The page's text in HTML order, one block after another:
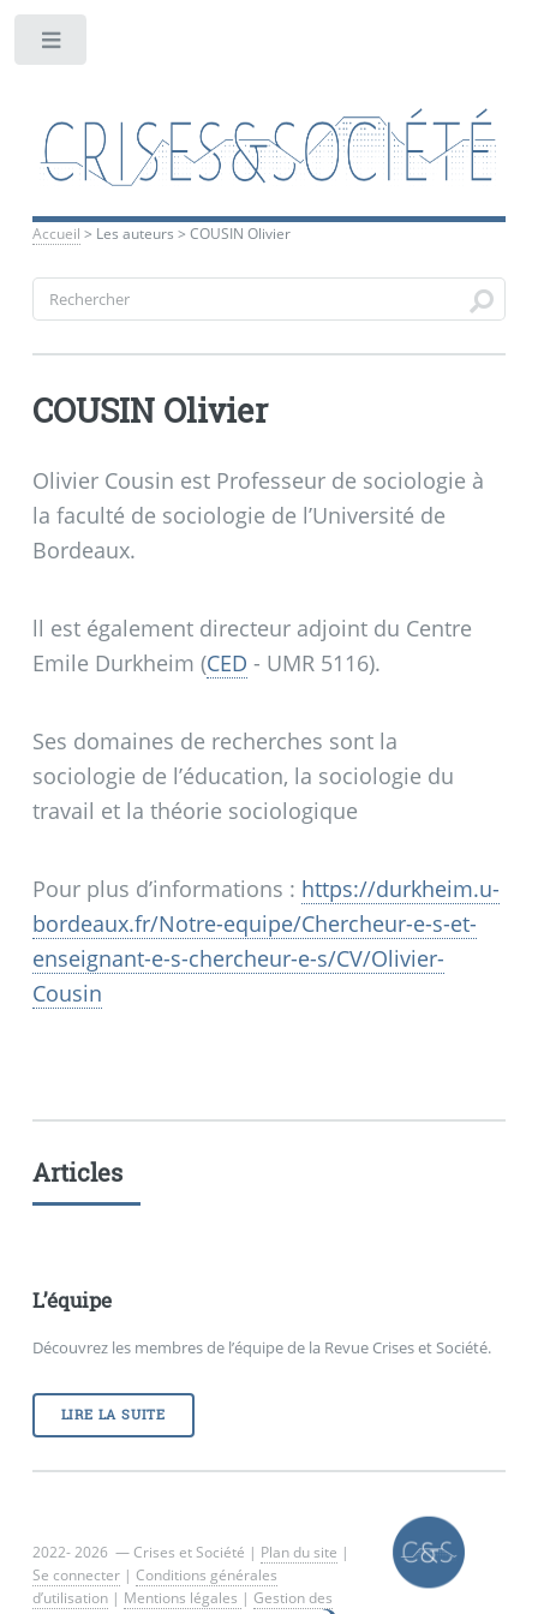
Accueil > Les auteurs > COUSIN Olivier
COUSIN Olivier
Olivier Cousin est Professeur de sociologie à
la faculté de sociologie de l’Université de
Bordeaux.
ll est également directeur adjoint du Centre
Emile Durkheim (CED - UMR 5116).
Ses domaines de recherches sont la
sociologie de l’éducation, la sociologie du
travail et la théorie sociologique
Pour plus d’informations : https://durkheim.u-
bordeaux.fr/Notre-equipe/Chercheur-e-s-et-
enseignant-e-s-chercheur-e-s/CV/Olivier-
Cousin
Articles
L’équipe
Découvrez les membres de l’équipe de la Revue Crises et Société.
LIRE LA SUITE
2022- 2026 — Crises et Société | Plan du site |
Se connecter| Conditions générales
d’utilisation| Mentions légales | Gestion des